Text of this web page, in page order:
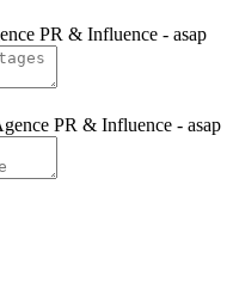
PR & Influence - asap
PR & Influence - asap